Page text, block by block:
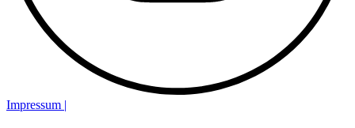
Impressum |